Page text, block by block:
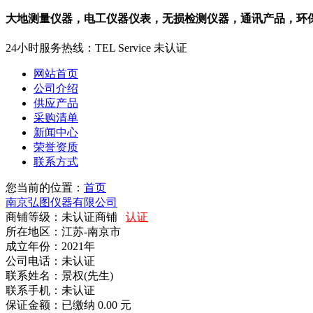
大地测量仪器，电工仪器仪表，无损检测仪器，通讯产品，环
24小时服务热线： TEL Service 未认证
网站首页
公司介绍
供应产品
采购清单
新闻中心
荣誉资质
联系方式
您当前的位置： 首页
南京弘图仪器有限公司
商铺等级：未认证商铺 认证
所在地区：江苏-南京市
成立年份：2021年
公司电话： 未认证
联系姓名：景权(先生)
联系手机： 未认证
保证金额： 已缴纳 0.00 元